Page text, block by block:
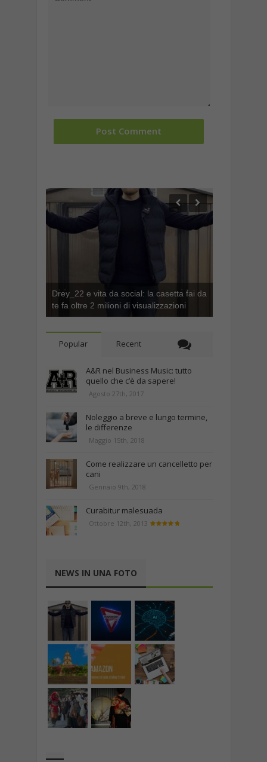
Drey_22 e vita da social: la casetta fai da
te fa oltre 2 milioni di visualizzazioni
Popular Recent
A&R nel Business Music: tutto
quello che c’è da sapere!
Agosto 27th, 2017
Noleggio a breve e lungo termine,
le differenze
Maggio 15th, 2018
Come realizzare un cancelletto per
cani
Gennaio 9th, 2018
Curabitur malesuada
Ottobre 12th, 2013
NEWS IN UNA FOTO